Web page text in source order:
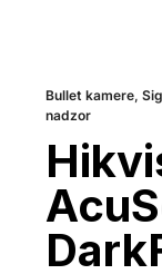
Bullet kamere,
nadzor